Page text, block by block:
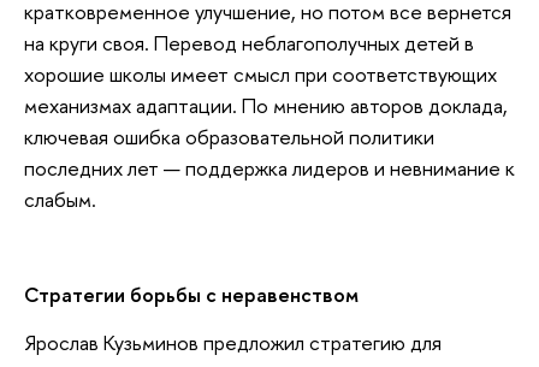
кратковременное улучшение, но потом все вернется
на круги своя. Перевод неблагополучных детей в
хорошие школы имеет смысл при соответствующих
механизмах адаптации. По мнению авторов доклада,
ключевая ошибка образовательной политики
последних лет — поддержка лидеров и невнимание к
слабым.
Стратегии борьбы с неравенством
Ярослав Кузьминов предложил стратегию для